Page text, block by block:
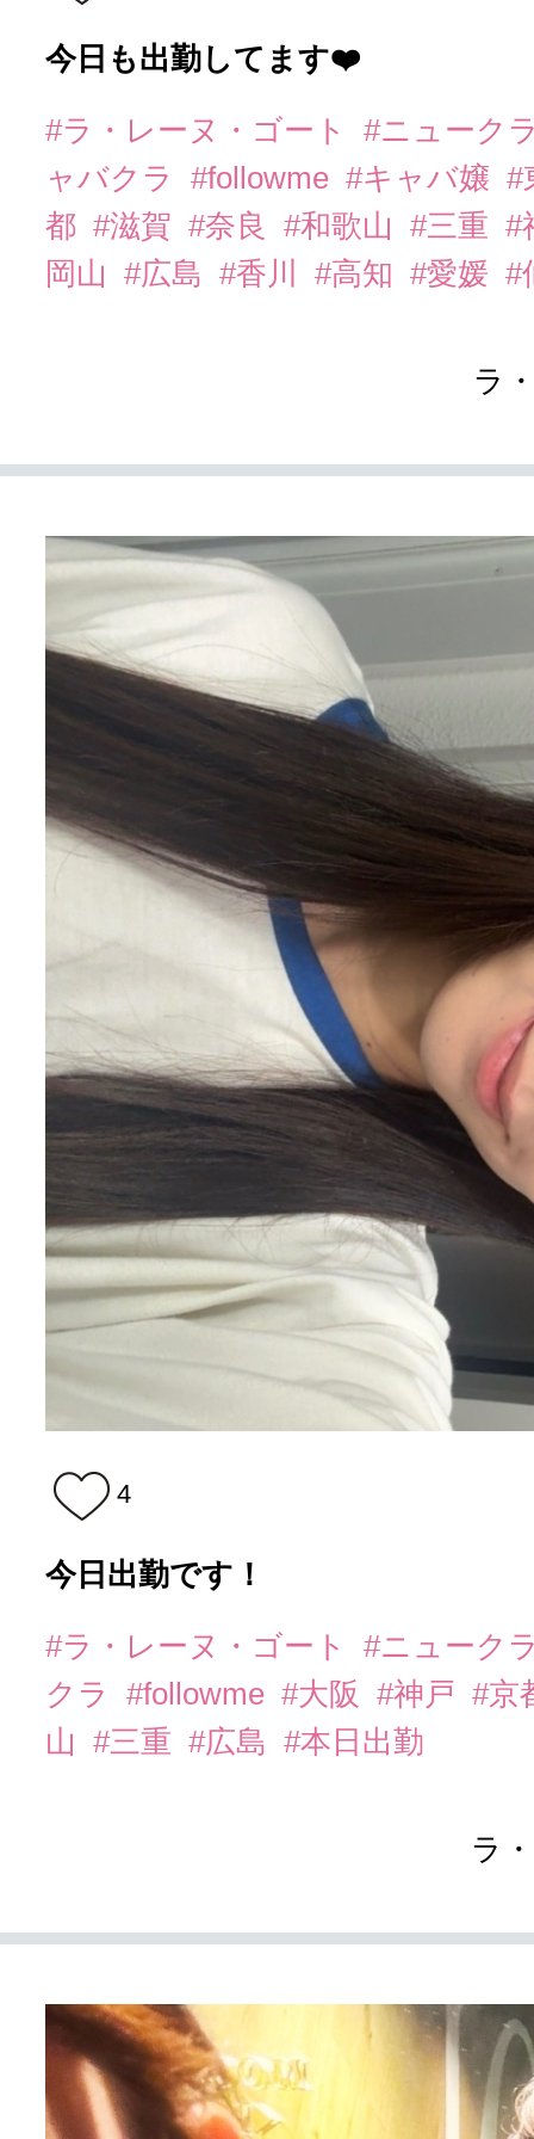
今日も出勤してます❤️
#ラ・レーヌ・ゴート
#ニューク
ャバクラ
#followme #キャバ嬢 #
都 #滋賀 #奈良 #和歌山 #三重 #
岡山
#広島 #香川 #高知 #愛媛 #
ラ
4
今日出勤です！
#ラ・レーヌ・ゴート
#ニューク
クラ
#followme #大阪 #神戸 #京
山
#三重 #広島 #本日出勤
ラ